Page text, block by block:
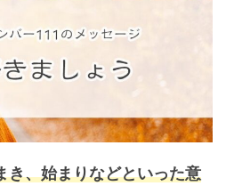
き、始まりなどといった意